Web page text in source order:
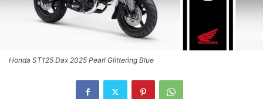
Honda ST125 Dax 2025 Pearl Glittering Blue